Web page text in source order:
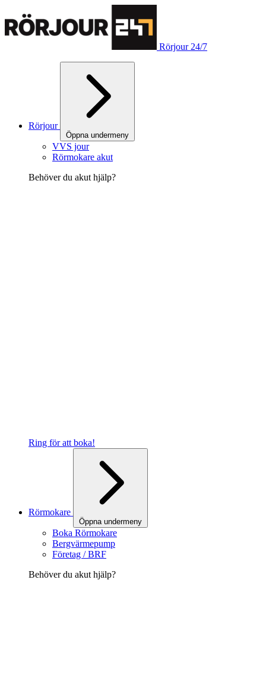
Rörjour 24/7
Rörjour
Öppna undermeny
VVS jour
Rörmokare akut
Behöver du akut hjälp?
Ring för att boka!
Rörmokare
Öppna undermeny
Boka Rörmokare
Bergvärmepump
Företag / BRF
Behöver du akut hjälp?